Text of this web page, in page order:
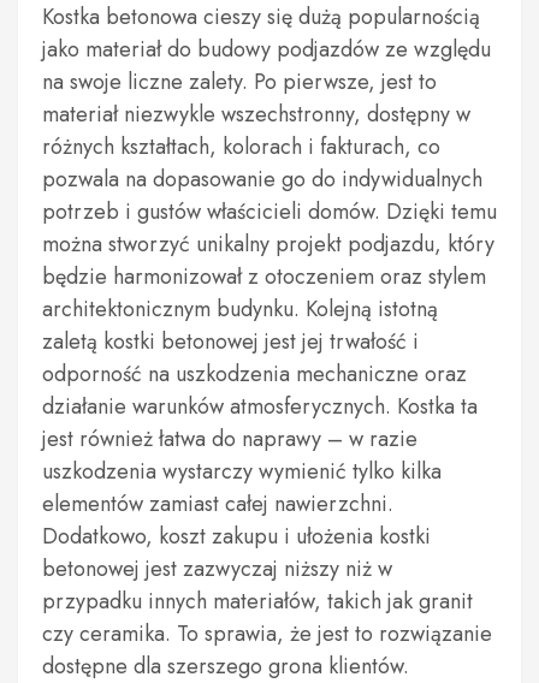
Kostka betonowa cieszy się dużą popularnością
jako materiał do budowy podjazdów ze względu
na swoje liczne zalety. Po pierwsze, jest to
materiał niezwykle wszechstronny, dostępny w
różnych kształtach, kolorach i fakturach, co
pozwala na dopasowanie go do indywidualnych
potrzeb i gustów właścicieli domów. Dzięki temu
można stworzyć unikalny projekt podjazdu, który
będzie harmonizował z otoczeniem oraz stylem
architektonicznym budynku. Kolejną istotną
zaletą kostki betonowej jest jej trwałość i
odporność na uszkodzenia mechaniczne oraz
działanie warunków atmosferycznych. Kostka ta
jest również łatwa do naprawy – w razie
uszkodzenia wystarczy wymienić tylko kilka
elementów zamiast całej nawierzchni.
Dodatkowo, koszt zakupu i ułożenia kostki
betonowej jest zazwyczaj niższy niż w
przypadku innych materiałów, takich jak granit
czy ceramika. To sprawia, że jest to rozwiązanie
dostępne dla szerszego grona klientów.